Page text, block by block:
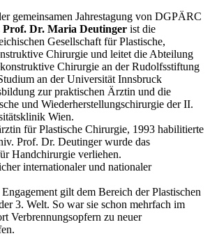
gemeinsamen Jahrestagung von DGPÄRC
Prof. Dr. Maria Deutinger ist die
Gesellschaft für Plastische,
Chirurgie und leitet die Abteilung
Chirurgie an der Rudolfsstiftung
an der Universität Innsbruck
zur praktischen Ärztin und die
und Wiederherstellungschirurgie der II.
Wien.
für Plastische Chirurgie, 1993 habilitierte
Prof. Dr. Deutinger wurde das
Handchirurgie verliehen.
internationaler und nationaler
gilt dem Bereich der Plastischen
3. Welt. So war sie schon mehrfach im
Verbrennungsopfern zu neuer